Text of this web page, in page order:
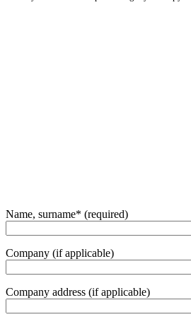
Name, surname* (required)
Company (if applicable)
Company address (if applicable)